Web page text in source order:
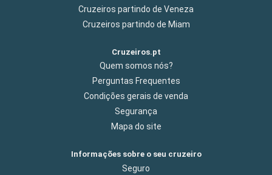
Cruzeiros partindo de Veneza
Cruzeiros partindo de Miam
Cruzeiros.pt
Quem somos nós?
Perguntas Frequentes
Condições gerais de venda
Segurança
Mapa do site
Informações sobre o seu cruzeiro
Seguro